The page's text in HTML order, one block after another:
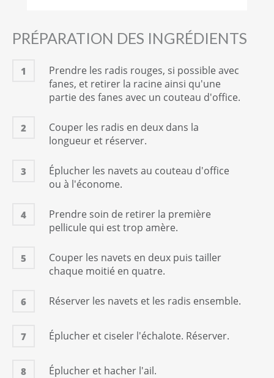
Beurre
Crème liquide (fleurette)
25 cl
botte(s)
Huile d'olive
Sel
1 Quantité suffisante
Poivre
Quantité suffisante
1 Quantité suffisante
Laurier
PRÉPARATION DES INGRÉDIENTS
1
Prendre les radis rouges, si possible avec
fanes, et retirer la racine ainsi qu'une
partie des fanes avec un couteau d'office.
2
Couper les radis en deux dans la
longueur et réserver.
3
Éplucher les navets au couteau d'office
ou à l'économe.
4
Prendre soin de retirer la première
pellicule qui est trop amère.
5
Couper les navets en deux puis tailler
chaque moitié en quatre.
6 Réserver les navets et les radis ensemble.
7 Éplucher et ciseler l'échalote. Réserver.
8 Éplucher et hacher l'ail.